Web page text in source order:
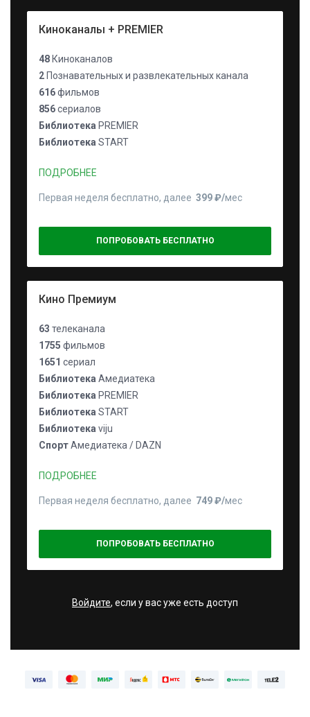
Киноканалы + PREMIER
48 Киноканалов
2 Познавательных и развлекательных канала
616фильмов
856сериалов
Библиотека PREMIER
Библиотека START
ПОДРОБНЕЕ
Первая неделя бесплатно, далее 399 ₽⁠/⁠мес
ПОПРОБОВАТЬ БЕСПЛАТНО
Кино Премиум
63 телеканала
1755 фильмов
1651 сериал
Библиотека Амедиатека
Библиотека PREMIER
Библиотека START
Библиотека viju
СпортАмедиатека / DAZN
ПОДРОБНЕЕ
Первая неделя бесплатно, далее 749 ₽⁠/⁠мес
ПОПРОБОВАТЬ БЕСПЛАТНО
Войдите, если у вас уже есть доступ